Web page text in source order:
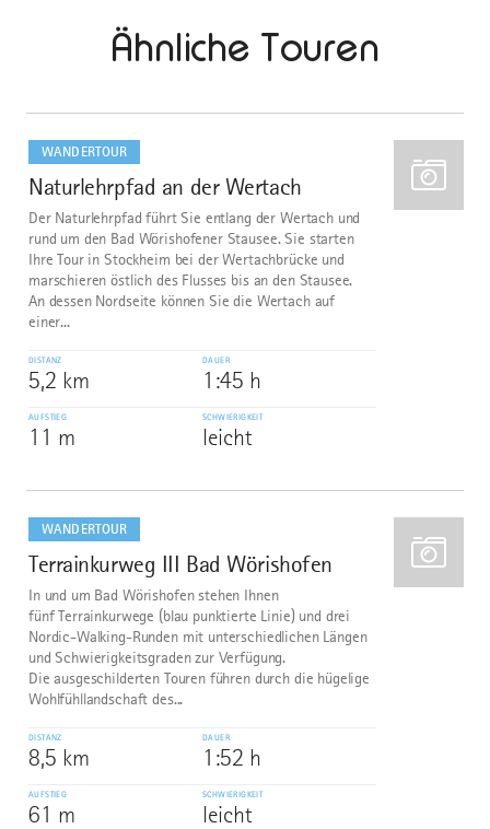
Ähnliche Touren
WANDERTOUR
1
Naturlehrpfad an der Wertach
Der Naturlehrpfad führt Sie entlang der Wertach und
rund um den Bad Wörishofener Stausee. Sie starten
Ihre Tour in Stockheim bei der Wertachbrücke und
marschieren östlich des Flusses bis an den Stausee.
An dessen Nordseite können Sie die Wertach auf
einer...
DISTANZ
5,2 km
DAUER
1:45 h
AUFSTIEG
11 m
SCHWIERIGKEIT
leicht
dazu
WANDERTOUR
2
Terrainkurweg III Bad Wörishofen
In und um Bad Wörishofen stehen Ihnen
fünf Terrainkurwege (blau punktierte Linie) und drei
Nordic-Walking-Runden mit unterschiedlichen Längen
und Schwierigkeitsgraden zur Verfügung.
Die ausgeschilderten Touren führen durch die hügelige
Wohlfühllandschaft des...
DISTANZ
8,5 km
DAUER
1:52 h
AUFSTIEG
61 m
SCHWIERIGKEIT
leicht
dazu